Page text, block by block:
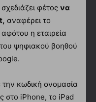
σχεδιάζει φέτος να
αναφέρει το
η εταιρεία
ψηφιακού βοηθού
κωδική ονομασία
στο iPhone, το iPad